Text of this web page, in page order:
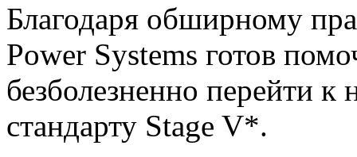
Благодаря обширному
Power Systems готов
безболезненно перейти к
стандарту Stage V*.